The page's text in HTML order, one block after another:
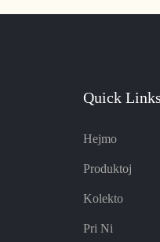
Quick Links
Hejmo
Produktoj
Kolekto
Pri Ni